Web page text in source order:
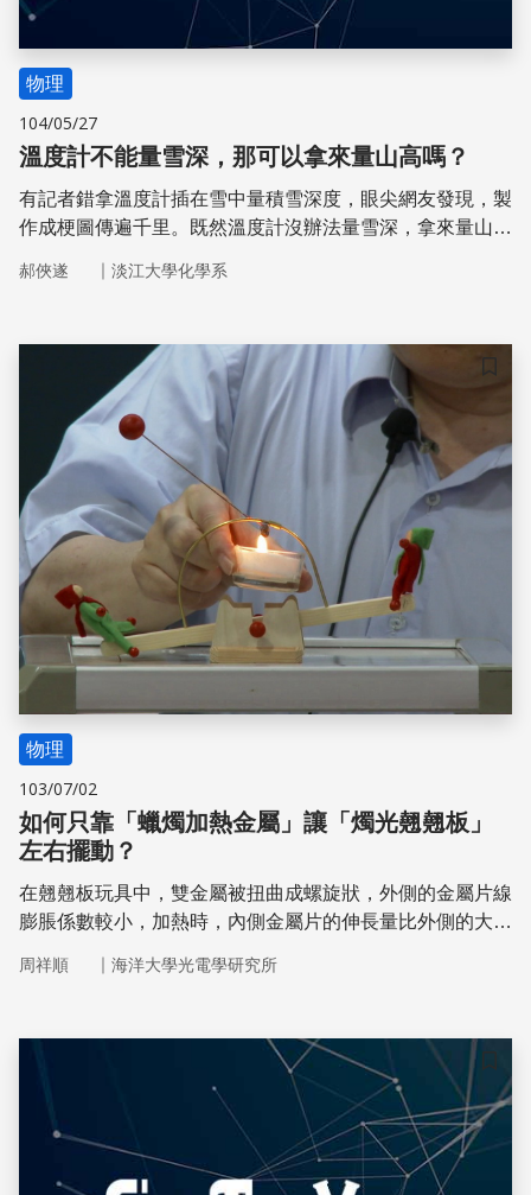
物理
104/05/27
溫度計不能量雪深，那可以拿來量山高嗎？
有記者錯拿溫度計插在雪中量積雪深度，眼尖網友發現，製
作成梗圖傳遍千里。既然溫度計沒辦法量雪深，拿來量山高
過還需要準備一壺水和瓦斯爐。如果在山頂上發覺水攝氏
為530毫米汞柱，如此一來也就能量山高了。
郝俠遂 ｜ 淡江大學化學系
儲存
物理
103/07/02
如何只靠「蠟燭加熱金屬」讓「燭光翹翹板」
左右擺動？
在翹翹板玩具中，雙金屬被扭曲成螺旋狀，外側的金屬片線
膨脹係數較小，加熱時，內側金屬片的伸長量比外側的大，
翹板向右傾倒。此時螺旋狀的雙金屬片遠離燭火，溫度降
金屬會向內收縮，造成細棒再向左偏轉，翹翹板向左側傾
倒。這樣的過程一再重覆，翹翹板輪流向左右兩側傾倒。聖
誕節燈飾會閃爍的原理同上。
周祥順 ｜ 海洋大學光電學研究所
儲存